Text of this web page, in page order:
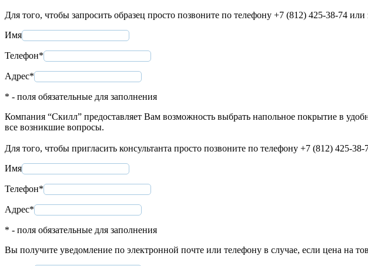
Для того, чтобы запросить образец просто позвоните по телефону +7 (812) 425-38-74
Имя
Телефон*
Адрес*
* - поля обязательные для заполнения
Компания “Скилл” предоставляет Вам возможность выбрать напольное покрытие в
все возникшие вопросы.
Для того, чтобы пригласить консультанта просто позвоните по телефону +7 (812) 425-
Имя
Телефон*
Адрес*
* - поля обязательные для заполнения
Вы получите уведомление по электронной почте или телефону в случае, если цена на